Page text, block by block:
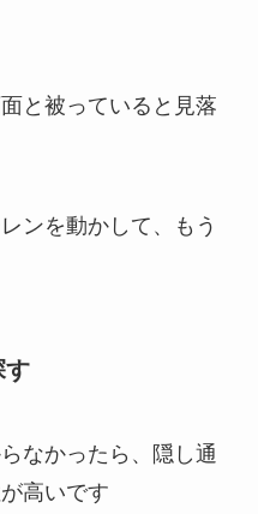
と被っていると見落
ンを動かして、もう
す
なかったら、隠し通
高いです